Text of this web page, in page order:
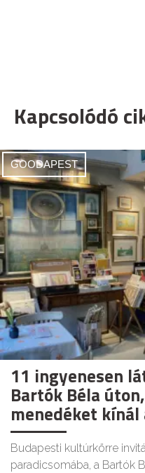
Kapcsolódó
GOODAPEST
11 ingyenesen
Bartók Béla
menedéket
Budapesti kultúrkörre
paradicsomába, a Bartók